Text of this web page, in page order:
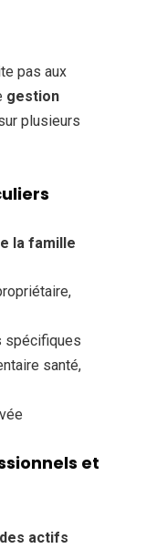
pas aux
gestion
plusieurs
la famille
spécifiques
santé,
et
actifs